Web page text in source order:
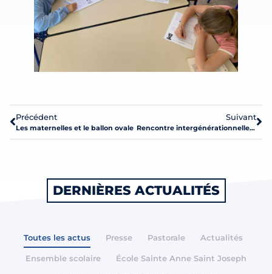
Précédent
Les maternelles et le ballon ovale
Suivant
Rencontre intergénérationnelle à la maison de retraite
DERNIÈRES ACTUALITÉS
Toutes les actus Presse Pastorale Actualités
Ensemble scolaire École Sainte Anne Saint Joseph